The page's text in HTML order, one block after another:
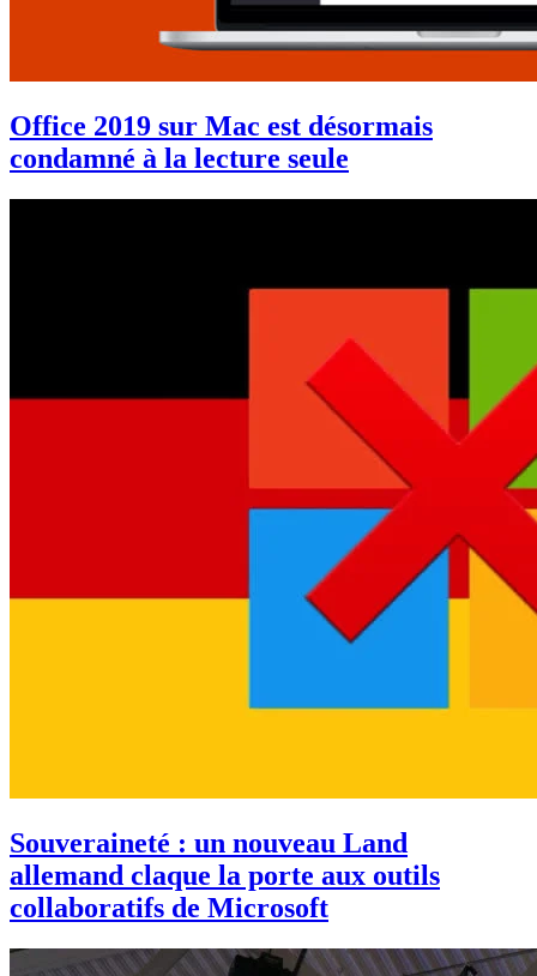
Office 2019 sur Mac est désormais
condamné à la lecture seule
Souveraineté : un nouveau Land
allemand claque la porte aux outils
collaboratifs de Microsoft